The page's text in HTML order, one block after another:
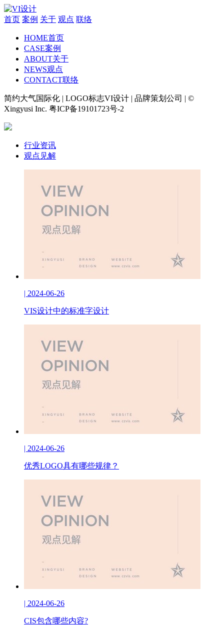
首页 案例 关于 观点 联络
HOME首页
CASE案例
ABOUT关于
NEWS观点
CONTACT联络
简约大气国际化 | LOGO标志VI设计 | 品牌策划公司 | ©
Xingyusi Inc. 粤ICP备19101723号-2
行业资讯
观点见解
| 2024-06-26
VIS设计中的标准字设计
| 2024-06-26
优秀LOGO具有哪些规律？
| 2024-06-26
CIS包含哪些内容?